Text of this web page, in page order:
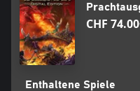
CHF
Enthaltene Spiele